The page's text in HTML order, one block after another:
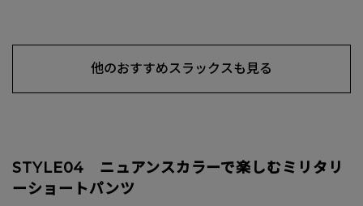
他のおすすめスラックスも見る
STYLE04 ニュアンスカラーで楽しむミリタリ
ーショートパンツ